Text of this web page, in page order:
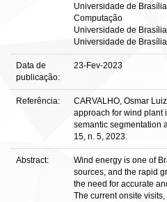
Universidade de
Computação
Universidade de
Universidade de
Data de
publicação:
23-Fev-2023
Referência:
CARVALHO, Osmar
approach for wind plant
semantic segmentation
15, n. 5, 2023.
Abstract:
Wind energy is one of
sources, and the rapid
the need for accurate
The current onsite